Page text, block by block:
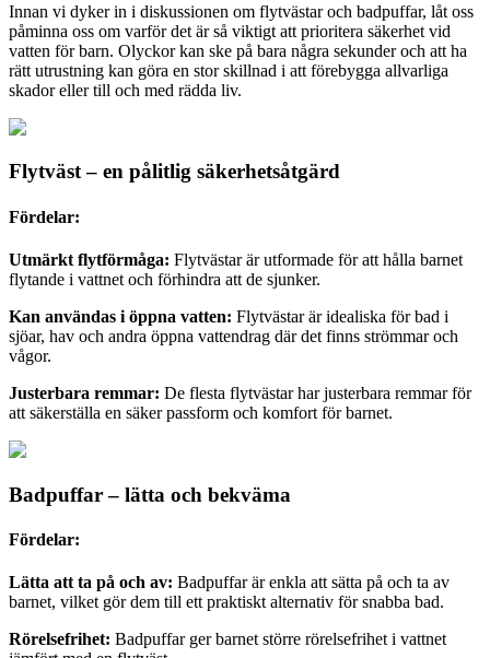
Innan vi dyker in i diskussionen om flytvästar och badpuffar, låt oss
påminna oss om varför det är så viktigt att prioritera säkerhet vid
vatten för barn. Olyckor kan ske på bara några sekunder och att ha
rätt utrustning kan göra en stor skillnad i att förebygga allvarliga
skador eller till och med rädda liv.
Flytväst – en pålitlig säkerhetsåtgärd
Fördelar:
Utmärkt flytförmåga: Flytvästar är utformade för att hålla barnet
flytande i vattnet och förhindra att de sjunker.
Kan användas i öppna vatten: Flytvästar är idealiska för bad i
sjöar, hav och andra öppna vattendrag där det finns strömmar och
vågor.
Justerbara remmar: De flesta flytvästar har justerbara remmar för
att säkerställa en säker passform och komfort för barnet.
Badpuffar – lätta och bekväma
Fördelar:
Lätta att ta på och av: Badpuffar är enkla att sätta på och ta av
barnet, vilket gör dem till ett praktiskt alternativ för snabba bad.
Rörelsefrihet: Badpuffar ger barnet större rörelsefrihet i vattnet